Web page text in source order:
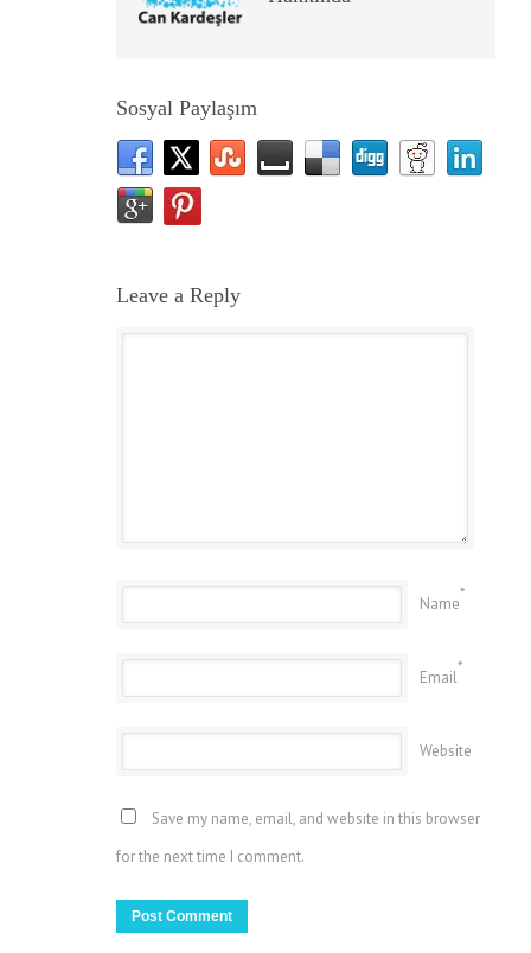
Sosyal Paylaşım
Leave a Reply
Name
*
Email
*
Website
Save my name, email, and website in this browser
for the next time I comment.